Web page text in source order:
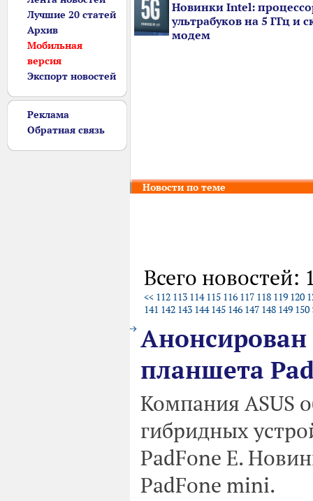
Лучшие 20 статей
Архив
Мобильная
версия
Экспорт новостей
Реклама
Обратная связь
Новинки Intel:
ультрабуков на 5 ГГц и
модем
Новости по теме
Всего новостей:
<< 112 113 114 115 116 117 118 119 120
141 142 143 144 145 146 147 148 149 150
планшета
Компания ASUS
гибридных
PadFone E.
PadFone mini.